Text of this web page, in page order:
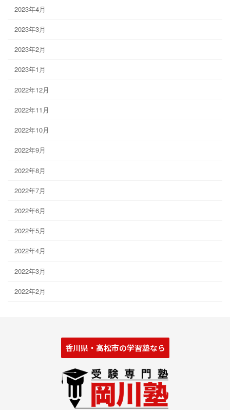
2023年4月
2023年3月
2023年2月
2023年1月
2022年12月
2022年11月
2022年10月
2022年9月
2022年8月
2022年7月
2022年6月
2022年5月
2022年4月
2022年3月
2022年2月
香川県・高松市の学習塾なら